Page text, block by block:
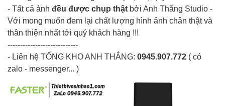
- Tất cả ảnh đều được chụp thật bởi Anh Thắng Studio -
Với mong muốn đem lại chất lượng hình ảnh chân thật và
thân thiện nhất tới quý khách hàng !!!
----------------------------
- Liên hệ TỔNG KHO ANH THẮNG: 0945.907.772 ( có
zalo - messenger... )